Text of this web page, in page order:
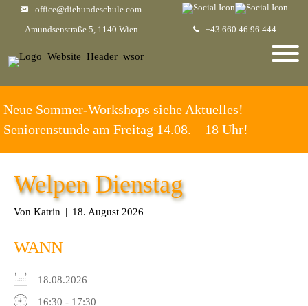
office@diehundeschule.com
+43 660 46 96 444
Amundsenstraße 5, 1140 Wien
Neue Sommer-Workshops siehe Aktuelles!
Seniorenstunde am Freitag 14.08. – 18 Uhr!
Welpen Dienstag
Von Katrin | 18. August 2026
WANN
18.08.2026
16:30 - 17:30